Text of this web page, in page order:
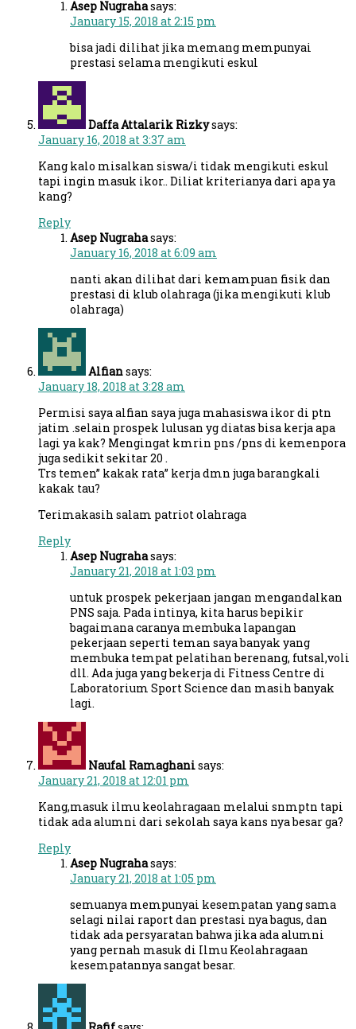
Asep Nugrahasays:
January 15, 2018 at 2:15 pm
bisa jadi dilihat jika memang mempunyai
prestasi selama mengikuti eskul
Daffa Attalarik Rizkysays:
January 16, 2018 at 3:37 am
Kang kalo misalkan siswa/i tidak mengikuti eskul
tapi ingin masuk ikor.. Diliat kriterianya dari apa ya
kang?
Reply
Asep Nugrahasays:
January 16, 2018 at 6:09 am
nanti akan dilihat dari kemampuan fisik dan
prestasi di klub olahraga (jika mengikuti klub
olahraga)
Alfiansays:
January 18, 2018 at 3:28 am
Permisi saya alfian saya juga mahasiswa ikor di ptn
jatim .selain prospek lulusan yg diatas bisa kerja apa
lagi ya kak? Mengingat kmrin pns /pns di kemenpora
juga sedikit sekitar 20 .
Trs temen” kakak rata” kerja dmn juga barangkali
kakak tau?
Terimakasih salam patriot olahraga
Reply
Asep Nugrahasays:
January 21, 2018 at 1:03 pm
untuk prospek pekerjaan jangan mengandalkan
PNS saja. Pada intinya, kita harus bepikir
bagaimana caranya membuka lapangan
pekerjaan seperti teman saya banyak yang
membuka tempat pelatihan berenang, futsal,voli
dll. Ada juga yang bekerja di Fitness Centre di
Laboratorium Sport Science dan masih banyak
lagi.
Naufal Ramaghanisays:
January 21, 2018 at 12:01 pm
Kang,masuk ilmu keolahragaan melalui snmptn tapi
tidak ada alumni dari sekolah saya kans nya besar ga?
Reply
Asep Nugrahasays:
January 21, 2018 at 1:05 pm
semuanya mempunyai kesempatan yang sama
selagi nilai raport dan prestasi nya bagus, dan
tidak ada persyaratan bahwa jika ada alumni
yang pernah masuk di Ilmu Keolahragaan
kesempatannya sangat besar.